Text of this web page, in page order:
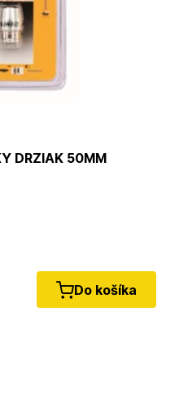
DRZIAK 50MM
Do košíka